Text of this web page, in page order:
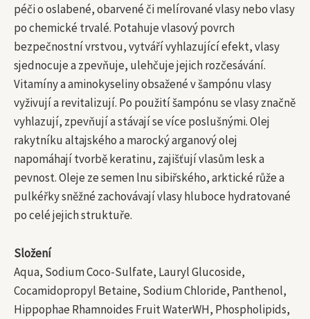
péči o oslabené, obarvené či melírované vlasy nebo vlasy
po chemické trvalé. Potahuje vlasový povrch
bezpečnostní vrstvou, vytváří vyhlazující efekt, vlasy
sjednocuje a zpevňuje, ulehčuje jejich rozčesávání.
Vitamíny a aminokyseliny obsažené v šampónu vlasy
vyživují a revitalizují. Po použití šampónu se vlasy značně
vyhlazují, zpevňují a stávají se více poslušnými. Olej
rakytníku altajského a marocký arganový olej
napomáhají tvorbě keratinu, zajišťují vlasům lesk a
pevnost. Oleje ze semen lnu sibiřského, arktické růže a
pulkéřky sněžné zachovávají vlasy hluboce hydratované
po celé jejich struktuře.
Složení
Aqua, Sodium Coco-Sulfate, Lauryl Glucoside,
Cocamidopropyl Betaine, Sodium Chloride, Panthenol,
Hippophae Rhamnoides Fruit WaterWH, Phospholipids,